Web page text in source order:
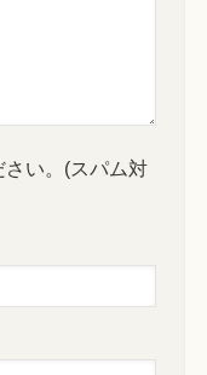
い。(スパム対